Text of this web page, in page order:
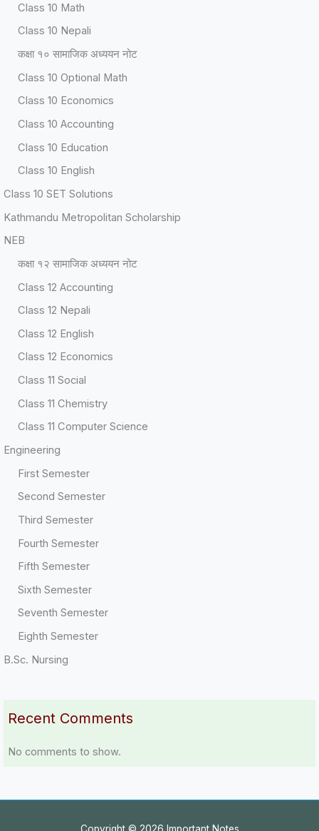
Class 10 Math
Class 10 Nepali
कक्षा १० सामाजिक अध्ययन नोट
Class 10 Optional Math
Class 10 Economics
Class 10 Accounting
Class 10 Education
Class 10 English
Class 10 SET Solutions
Kathmandu Metropolitan Scholarship
NEB
कक्षा १२ सामाजिक अध्ययन नोट
Class 12 Accounting
Class 12 Nepali
Class 12 English
Class 12 Economics
Class 11 Social
Class 11 Chemistry
Class 11 Computer Science
Engineering
First Semester
Second Semester
Third Semester
Fourth Semester
Fifth Semester
Sixth Semester
Seventh Semester
Eighth Semester
B.Sc. Nursing
Recent Comments
No comments to show.